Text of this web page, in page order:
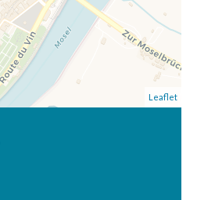
Leaflet